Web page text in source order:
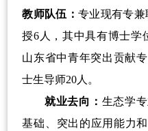
教师队伍：专业现有专兼
授6人，其中具有博士学
山东省中青年突出贡献
士生导师20人。
就业去向： 生态学
基础、突出的应用能力